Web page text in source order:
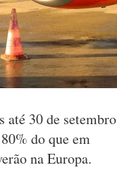
até 30 de setembro
do que em
na Europa.